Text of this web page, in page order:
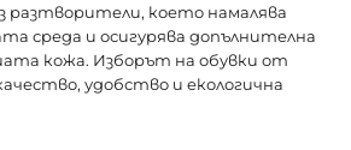
разтворители, което намалява
среда и осигурява допълнителна
кожа. Изборът на обувки от
удобство и екологична